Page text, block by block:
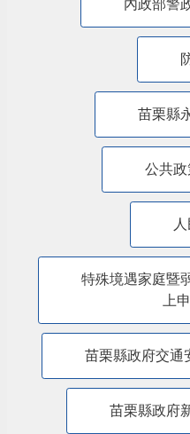
內政部警
苗栗縣
公共
特殊境遇家庭暨
上
苗栗縣政府交通
苗栗縣政府